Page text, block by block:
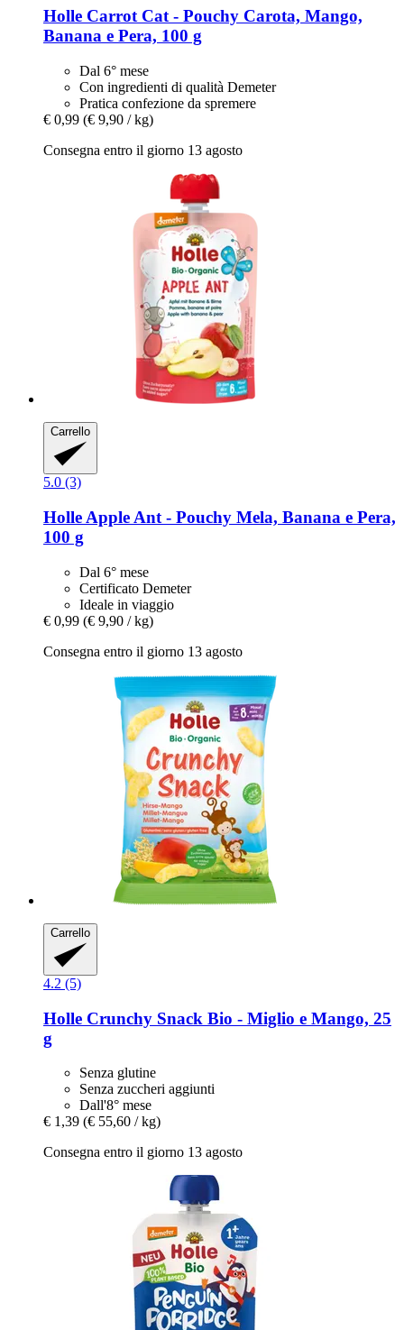
Holle Carrot Cat -​ Pouchy Carota, Mango,
Banana e Pera, 100 g
Dal 6° mese
Con ingredienti di qualità Demeter
Pratica confezione da spremere
€ 0,99 (€ 9,90 / kg)
Consegna entro il giorno 13 agosto
Carrello
5.0 (3)
Holle Apple Ant -​ Pouchy Mela, Banana e Pera,
100 g
Dal 6° mese
Certificato Demeter
Ideale in viaggio
€ 0,99 (€ 9,90 / kg)
Consegna entro il giorno 13 agosto
Carrello
4.2 (5)
Holle Crunchy Snack Bio -​ Miglio e Mango, 25
g
Senza glutine
Senza zuccheri aggiunti
Dall'8° mese
€ 1,39 (€ 55,60 / kg)
Consegna entro il giorno 13 agosto